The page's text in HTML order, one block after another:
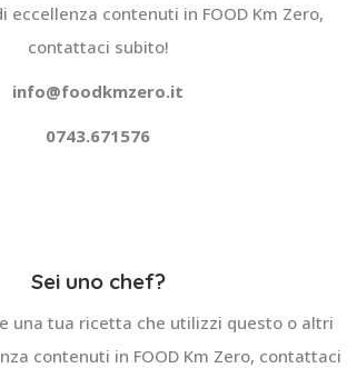
contenuti in FOOD Km Zero,
contattaci subito!
info@foodkmzero.it
0743.671576
Sei uno chef?
una tua ricetta che utilizzi questo o altri
contenuti in FOOD Km Zero, contattaci